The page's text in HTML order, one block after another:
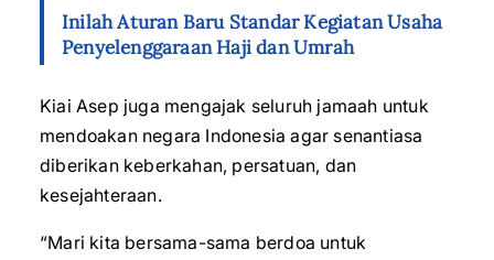
Inilah Aturan Baru Standar Kegiatan Usaha
Penyelenggaraan Haji dan Umrah
Kiai Asep juga mengajak seluruh jamaah untuk
mendoakan negara Indonesia agar senantiasa
diberikan keberkahan, persatuan, dan
kesejahteraan.
“Mari kita bersama-sama berdoa untuk